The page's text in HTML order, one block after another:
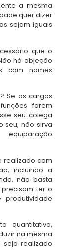
a mesma
quer dizer
sejam iguais
que o
há objeção
com nomes
Se os cargos
forem
seu colega
seu, não sirva
equiparação
realizado com
incluindo a
não basta
ter o
produtividade
quantitativo,
na mesma
realizado